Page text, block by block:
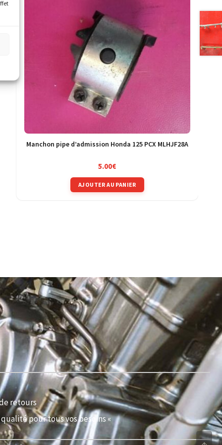
Manchon pipe d’admission Honda 125 PCX MLHJF28A
5.00€
AJOUTER AU PANIER
retours
pour tous vos besoins «